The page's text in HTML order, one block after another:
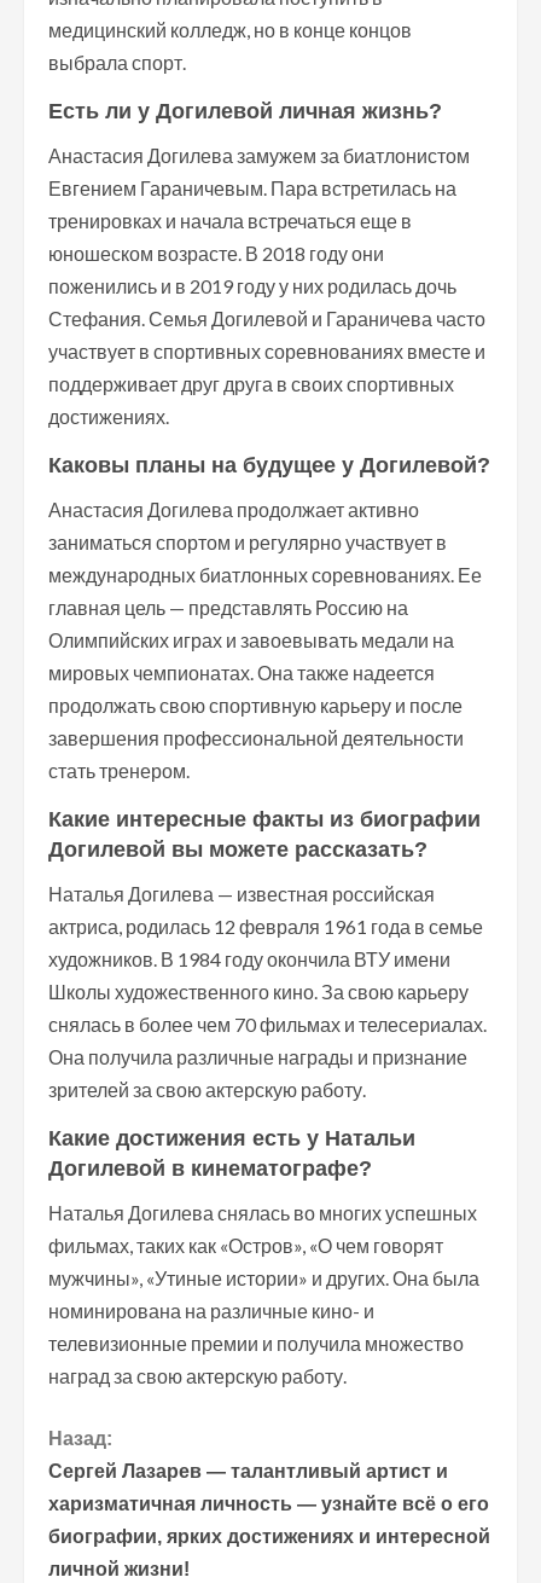
медицинский колледж, но в конце концов
выбрала спорт.
Есть ли у Догилевой личная жизнь?
Анастасия Догилева замужем за биатлонистом
Евгением Гараничевым. Пара встретилась на
тренировках и начала встречаться еще в
юношеском возрасте. В 2018 году они
поженились и в 2019 году у них родилась дочь
Стефания. Семья Догилевой и Гараничева часто
участвует в спортивных соревнованиях вместе и
поддерживает друг друга в своих спортивных
достижениях.
Каковы планы на будущее у Догилевой?
Анастасия Догилева продолжает активно
заниматься спортом и регулярно участвует в
международных биатлонных соревнованиях. Ее
главная цель — представлять Россию на
Олимпийских играх и завоевывать медали на
мировых чемпионатах. Она также надеется
продолжать свою спортивную карьеру и после
завершения профессиональной деятельности
стать тренером.
Какие интересные факты из биографии
Догилевой вы можете рассказать?
Наталья Догилева — известная российская
актриса, родилась 12 февраля 1961 года в семье
художников. В 1984 году окончила ВТУ имени
Школы художественного кино. За свою карьеру
снялась в более чем 70 фильмах и телесериалах.
Она получила различные награды и признание
зрителей за свою актерскую работу.
Какие достижения есть у Натальи
Догилевой в кинематографе?
Наталья Догилева снялась во многих успешных
фильмах, таких как «Остров», «О чем говорят
мужчины», «Утиные истории» и других. Она была
номинирована на различные кино- и
телевизионные премии и получила множество
наград за свою актерскую работу.
П
р
о
Назад:
Сергей Лазарев — талантливый артист и
харизматичная личность — узнайте всё о его
биографии, ярких достижениях и интересной
личной жизни!